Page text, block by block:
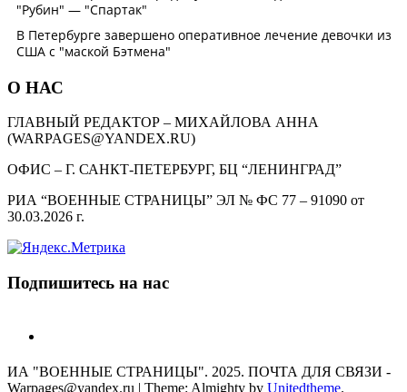
О НАС
ГЛАВНЫЙ РЕДАКТОР – МИХАЙЛОВА АННА
(WARPAGES@YANDEX.RU)
ОФИС – Г. САНКТ-ПЕТЕРБУРГ, БЦ “ЛЕНИНГРАД”
РИА “ВОЕННЫЕ СТРАНИЦЫ” ЭЛ № ФС 77 – 91090 от
30.03.2026 г.
Подпишитесь на нас
ИА "ВОЕННЫЕ СТРАНИЦЫ". 2025. ПОЧТА ДЛЯ СВЯЗИ -
Warpages@yandex.ru | Theme: Almighty by Unitedtheme.